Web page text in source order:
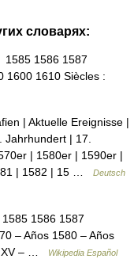
словарях:
1586 1587
1600 1610 Siècles :
| Aktuelle Ereignisse |
| 17.
| 1580er | 1590er |
| 1582 | 15 …
Deutsch
1586 1587
– Años 1580 – Años
XV – …
Wikipedia Español